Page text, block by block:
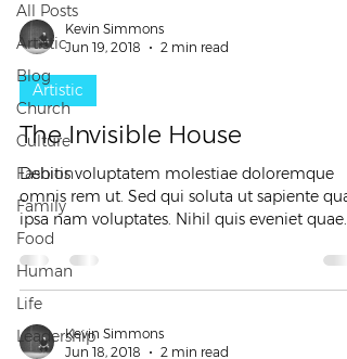
All Posts
Artistic
Blog
Church
Culture
Fashion
Family
Food
Human
Life
Leadership
Kevin Simmons
Jun 19, 2018
2 min read
Artistic
The Invisible House
Debitis voluptatem molestiae doloremque
omnis rem ut. Sed qui soluta ut sapiente
ipsa nam voluptates. Nihil quis eveniet quae...
Kevin Simmons
Jun 18, 2018
2 min read